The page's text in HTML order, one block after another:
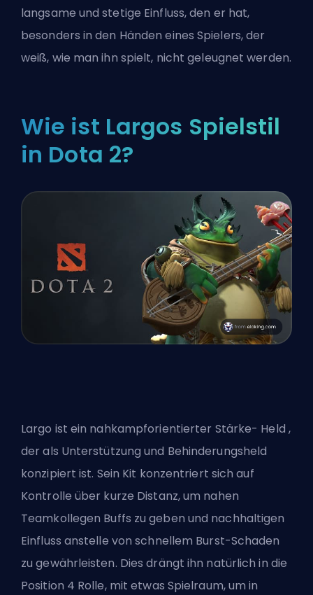
langsame und stetige Einfluss, den er hat,
besonders in den Händen eines Spielers, der
weiß, wie man ihn spielt, nicht geleugnet werden.
Wie ist Largos Spielstil
in Dota 2?
Largo ist ein nahkampforientierter Stärke- Held ,
der als Unterstützung und Behinderungsheld
konzipiert ist. Sein Kit konzentriert sich auf
Kontrolle über kurze Distanz, um nahen
Teamkollegen Buffs zu geben und nachhaltigen
Einfluss anstelle von schnellem Burst-Schaden
zu gewährleisten. Dies drängt ihn natürlich in die
Position 4 Rolle, mit etwas Spielraum, um in